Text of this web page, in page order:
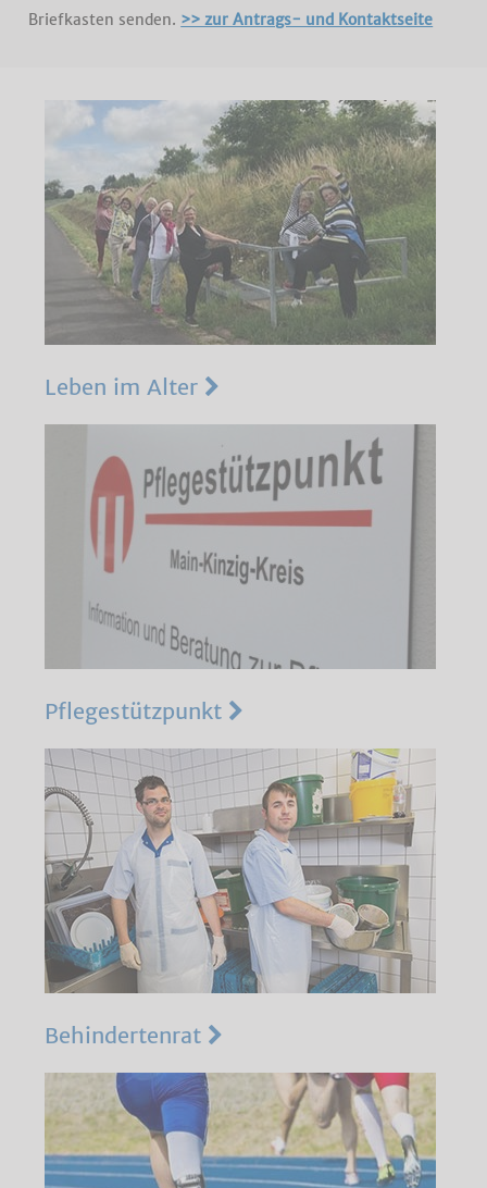
Briefkasten senden. >> zur Antrags- und Kontaktseite
Leben im Alter
Pflegestützpunkt
Behindertenrat